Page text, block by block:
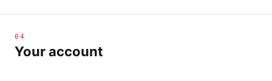
04
Your account